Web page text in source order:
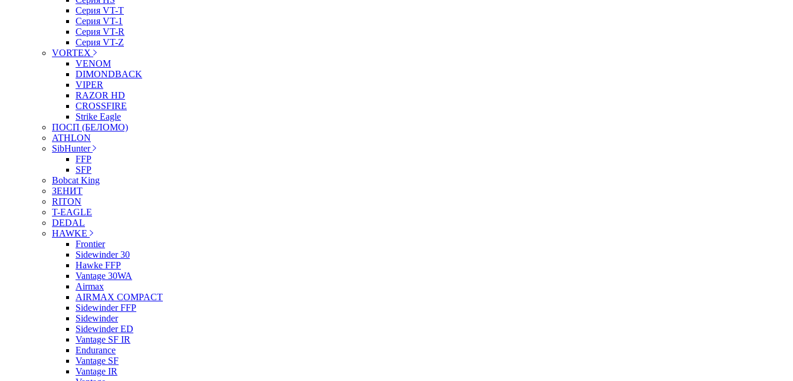
Серия VT-T
Серия VT-1
Серия VT-R
Серия VT-Z
VORTEX
VENOM
DIMONDBACK
VIPER
RAZOR HD
CROSSFIRE
Strike Eagle
ПОСП (БЕЛОМО)
ATHLON
SibHunter
FFP
SFP
Bobcat King
ЗЕНИТ
RITON
T-EAGLE
DEDAL
HAWKE
Frontier
Sidewinder 30
Hawke FFP
Vantage 30WA
Airmax
AIRMAX COMPACT
Sidewinder FFP
Sidewinder
Sidewinder ED
Vantage SF IR
Endurance
Vantage SF
Vantage IR